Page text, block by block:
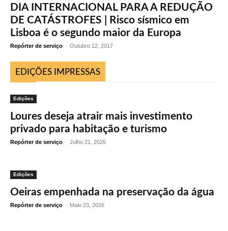
DIA INTERNACIONAL PARA A REDUÇÃO
DE CATÁSTROFES | Risco sísmico em
Lisboa é o segundo maior da Europa
Repórter de serviço - Outubro 12, 2017
EDIÇÕES IMPRESSAS
Edições
Loures deseja atrair mais investimento
privado para habitação e turismo
Repórter de serviço - Julho 21, 2026
Edições
Oeiras empenhada na preservação da água
Repórter de serviço - Maio 23, 2026